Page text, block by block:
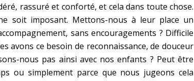
rassuré et conforté, et cela dans toute chose.
soit imposant. Mettons-nous à leur place un
sans encouragements ? Difficile
avons ce besoin de reconnaissance, de douceur
nous pas ainsi avec nos enfants ? Peut être
ou simplement parce que nous jugeons cela